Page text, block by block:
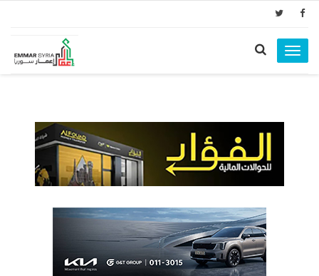
Toggle
navigation